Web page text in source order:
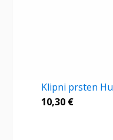
Klipni prsten
10,30 €